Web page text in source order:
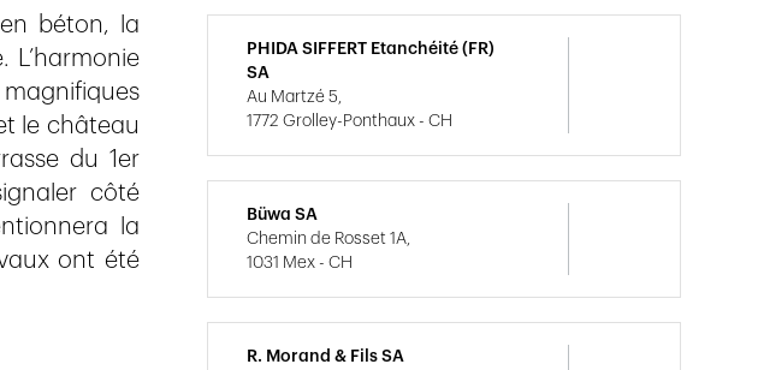
béton, la
le château
du 1er
côté
la
ont été
PHIDA SIFFERT Etanchéité (FR)
SA
Au Martzé 5,
1772 Grolley-Ponthaux - CH
Büwa SA
Chemin de Rosset 1A,
1031 Mex - CH
R. Morand & Fils SA